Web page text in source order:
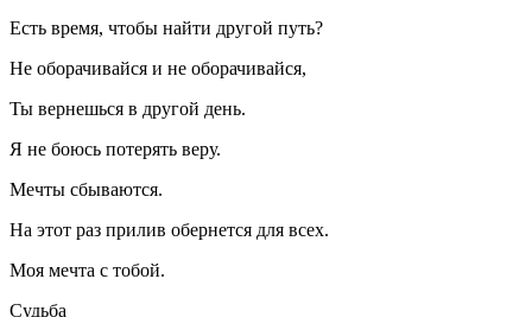
Есть время, чтобы найти другой путь?
Не оборачивайся и не оборачивайся,
Ты вернешься в другой день.
Я не боюсь потерять веру.
Мечты сбываются.
На этот раз прилив обернется для всех.
Моя мечта с тобой.
Судьба